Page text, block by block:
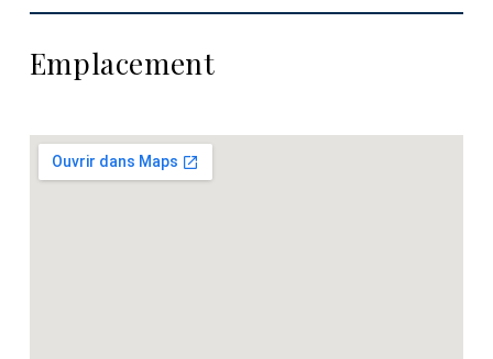
Emplacement